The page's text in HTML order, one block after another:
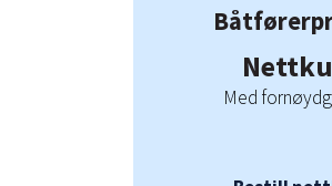
Med